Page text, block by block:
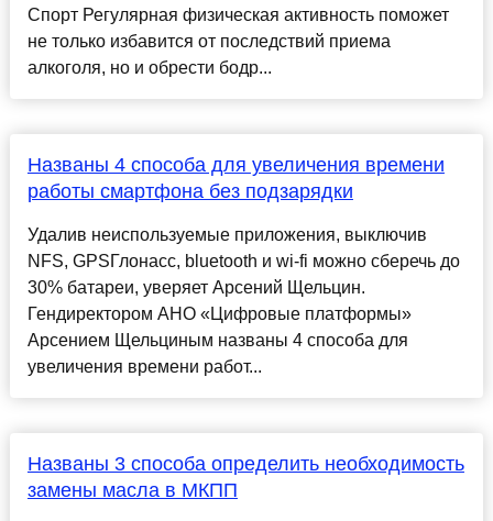
Спорт Регулярная физическая активность поможет
не только избавится от последствий приема
алкоголя, но и обрести бодр...
Названы 4 способа для увеличения времени
работы смартфона без подзарядки
Удалив неиспользуемые приложения, выключив
NFS, GPSГлонасс, bluetooth и wi-fi можно сберечь до
30% батареи, уверяет Арсений Щельцин.
Гендиректором АНО «Цифровые платформы»
Арсением Щельциным названы 4 способа для
увеличения времени работ...
Названы 3 способа определить необходимость
замены масла в МКПП